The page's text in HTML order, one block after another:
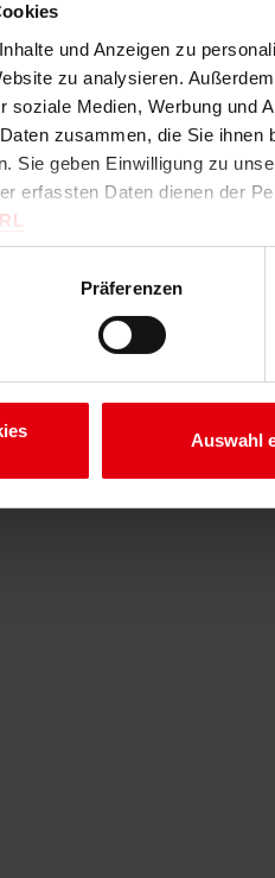
und Anzeigen zu
zu analysieren.
soziale Medien, Werbung und
zusammen, die Sie
Sie geben Einwilligung zu
erfassten Daten dienen der
Präferenzen
Auswahl